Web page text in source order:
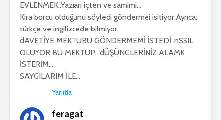
EVLENMEK..Yazıarı içten ve samimi…
Kira borcu olduğunu söyledi göndermei isitiyor.Ayrıca;
türkçe ve ingilizcede bilmiyor.
dAVETİYE MEKTUBU GÖNDERMEMİ İSTEDİ..nSSIL
OLUYOR BU MEKTUP.. dÜŞÜNCLERİNİZ ALAMK
İSTERİM…
SAYGILARIM İLE…
Yanıtla
feragat